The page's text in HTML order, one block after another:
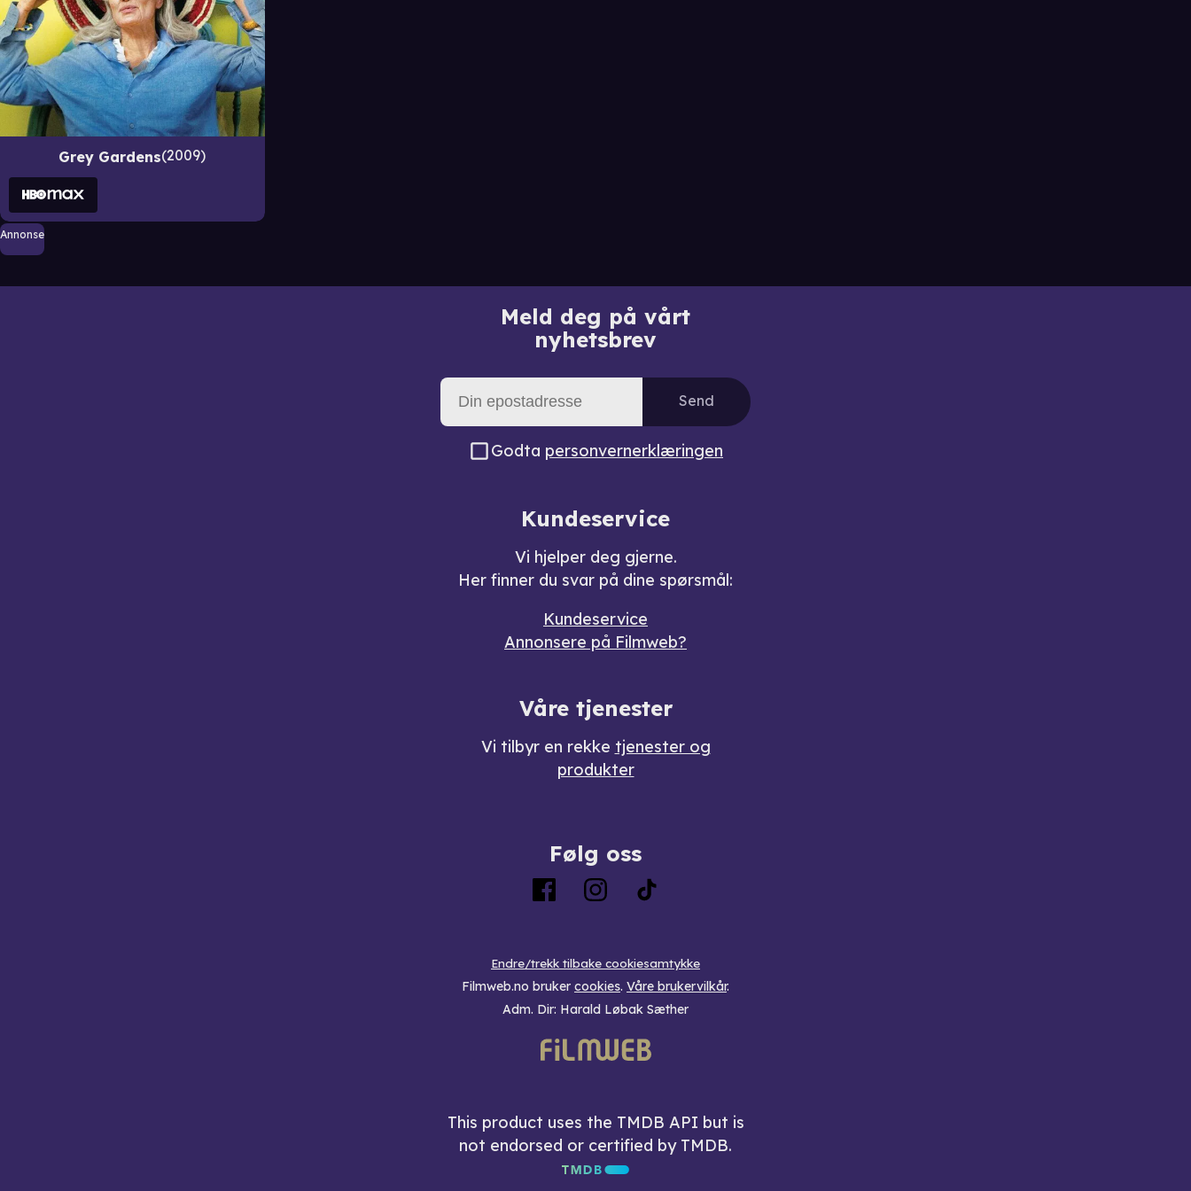
Grey Gardens 2009
Annonse
Meld deg på vårt
nyhetsbrev
Send
Godta personvernerklæringen
Kundeservice
Vi hjelper deg gjerne.
Her finner du svar på dine spørsmål:
Kundeservice
Annonsere på Filmweb?
Våre tjenester
Vi tilbyr en rekke tjenester og
produkter
Følg oss
Endre/trekk tilbake cookiesamtykke
Filmweb.no bruker cookies. Våre brukervilkår.
Adm. Dir: Harald Løbak Sæther
This product uses the TMDB API but is
not endorsed or certified by TMDB.